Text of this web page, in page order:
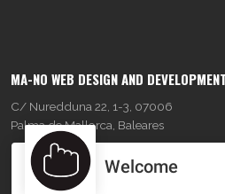
MA-NO WEB DESIGN AND
C/ Nuredduna 22, 1-3, 07006
Palma de Mallorca, Baleares
OUR COMPANY Welcome